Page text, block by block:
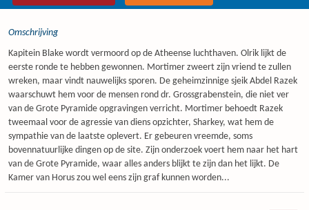
Omschrijving
Kapitein Blake wordt vermoord op de Atheense luchthaven. Olrik lijkt de
eerste ronde te hebben gewonnen. Mortimer zweert zijn vriend te zullen
wreken, maar vindt nauwelijks sporen. De geheimzinnige sjeik Abdel Razek
waarschuwt hem voor de mensen rond dr. Grossgrabenstein, die niet ver
van de Grote Pyramide opgravingen verricht. Mortimer behoedt Razek
tweemaal voor de agressie van diens opzichter, Sharkey, wat hem de
sympathie van de laatste oplevert. Er gebeuren vreemde, soms
bovennatuurlijke dingen op de site. Zijn onderzoek voert hem naar het hart
van de Grote Pyramide, waar alles anders blijkt te zijn dan het lijkt. De
Kamer van Horus zou wel eens zijn graf kunnen worden...